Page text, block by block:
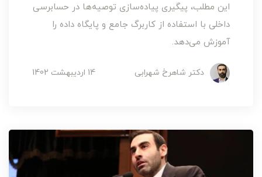
این مطلب، پیگیری پیاده‌سازی توصیه‌ها در حسابرسی
داخلی با استفاده از کاربرگ جامع و پایگاه داده را
آموزش می‌دهد.
دکتر شاهرخ شهرابی 14 ارديبهشت 1402